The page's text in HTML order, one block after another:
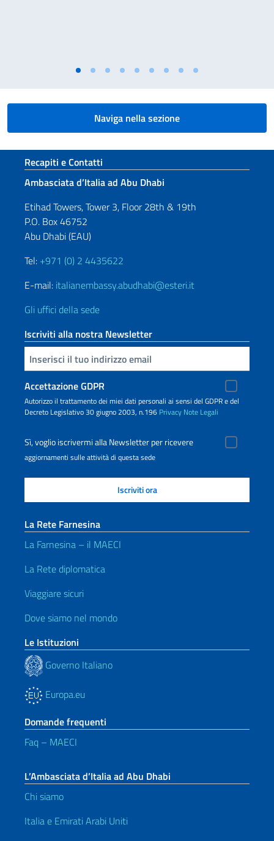
Naviga nella sezione
Sezione footer
Recapiti e Contatti
Ambasciata d’Italia ad Abu Dhabi
Etihad Towers, Tower 3, Floor 28th & 19th
P.O. Box 46752
Abu Dhabi (EAU)
Tel: +971 (0) 2 4435622
E-mail: italianembassy.abudhabi@esteri.it
Gli uffici della sede
Iscriviti alla nostra Newsletter
Inserisci la tua email
Accettazione GDPR
Autorizzo il trattamento dei miei dati personali ai sensi del GDPR e del
Decreto Legislativo 30 giugno 2003, n.196 Privacy Note Legali
Sì, voglio iscrivermi alla Newsletter per ricevere
aggiornamenti sulle attività di questa sede
La Rete Farnesina
La Farnesina – il MAECI
La Rete diplomatica
Viaggiare sicuri
Dove siamo nel mondo
Le Istituzioni
Governo Italiano
Europa.eu
Domande frequenti
Faq – MAECI
L’Ambasciata d’Italia ad Abu Dhabi
Chi siamo
Italia e Emirati Arabi Uniti